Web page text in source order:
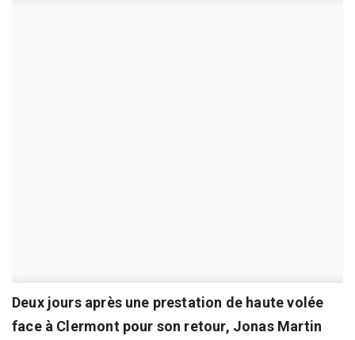
Deux jours après une prestation de haute volée
face à Clermont pour son retour, Jonas Martin